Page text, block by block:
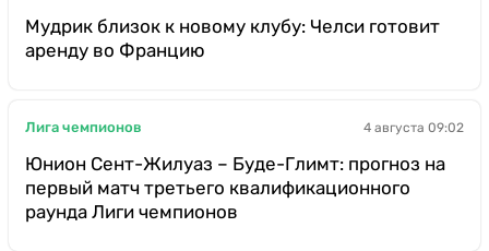
Мудрик близок к новому клубу: Челси готовит
аренду во Францию
Лига чемпионов 4 августа 09:02
Юнион Сент-Жилуаз – Буде-Глимт: прогноз на
первый матч третьего квалификационного
раунда Лиги чемпионов